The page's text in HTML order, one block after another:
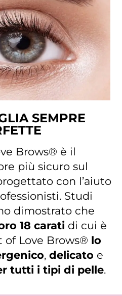
SEMPRE
Brows® è il
più sicuro sul
con l’aiuto
Studi
dimostrato che
18 carati di cui è
of Love Brows® lo
, delicato e
tutti i tipi di pelle.